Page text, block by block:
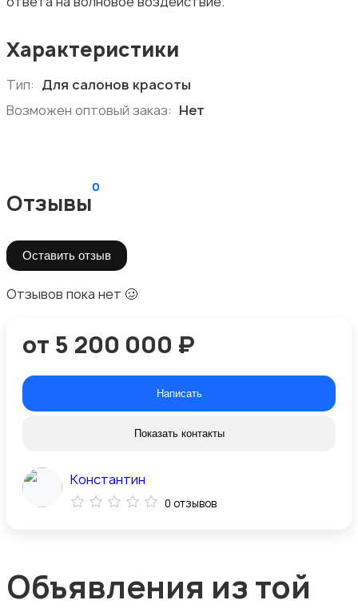
Характеристики
Тип: Для салонов красоты
Возможен оптовый заказ: Нет
Отзывы
0
Оставить отзыв
Отзывов пока нет 🥴
от 5 200 000 ₽
Написать
Показать контакты
Константин
0 отзывов
Объявления из той